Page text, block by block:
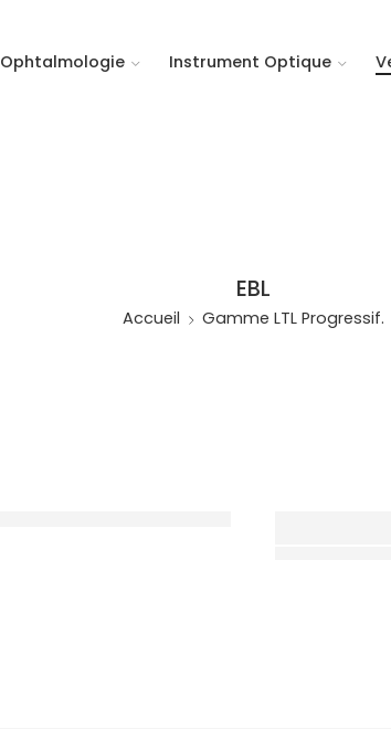
Ophtalmologie Instrument Optique
EBL
Accueil Gamme LTL Progressif.